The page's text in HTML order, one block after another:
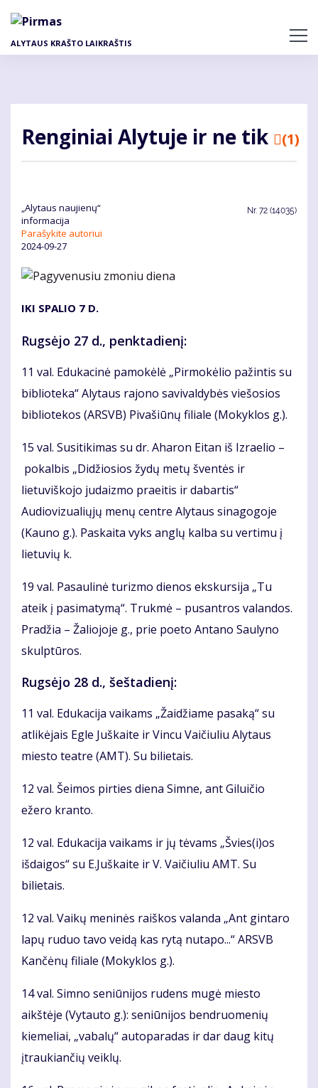
pagrindinį
ALYTAUS KRAŠTO LAIKRAŠTIS
Renginiai Alytuje ir ne tik (1)
„Alytaus naujienų“
informacija
Parašykite autoriui
2024-09-27
Nr. 72 (14035)
IKI SPALIO 7 D.
Rugsėjo 27 d., penktadienį:
11 val. Edukacinė pamokėlė „Pirmokėlio pažintis su
biblioteka“ Alytaus rajono savivaldybės viešosios
bibliotekos (ARSVB) Pivašiūnų filiale (Mokyklos g.).
15 val. Susitikimas su dr. Aharon Eitan iš Izraelio –
pokalbis „Didžiosios žydų metų šventės ir
lietuviškojo judaizmo praeitis ir dabartis“
Audiovizualiųjų menų centre Alytaus sinagogoje
(Kauno g.). Paskaita vyks anglų kalba su vertimu į
lietuvių k.
19 val. Pasaulinė turizmo dienos ekskursija „Tu
ateik į pasimatymą“. Trukmė – pusantros valandos.
Pradžia – Žaliojoje g., prie poeto Antano Saulyno
skulptūros.
Rugsėjo 28 d., šeštadienį:
11 val. Edukacija vaikams „Žaidžiame pasaką“ su
atlikėjais Egle Juškaite ir Vincu Vaičiuliu Alytaus
miesto teatre (AMT). Su bilietais.
12 val. Šeimos pirties diena Simne, ant Giluičio
ežero kranto.
12 val. Edukacija vaikams ir jų tėvams „Švies(i)os
išdaigos“ su E.Juškaite ir V. Vaičiuliu AMT. Su
bilietais.
12 val. Vaikų meninės raiškos valanda „Ant gintaro
lapų ruduo tavo veidą kas rytą nutapo...“ ARSVB
Kančėnų filiale (Mokyklos g.).
14 val. Simno seniūnijos rudens mugė miesto
aikštėje (Vytauto g.): seniūnijos bendruomenių
kiemeliai, „vabalų“ autoparadas ir dar daug kitų
įtraukiančių veiklų.